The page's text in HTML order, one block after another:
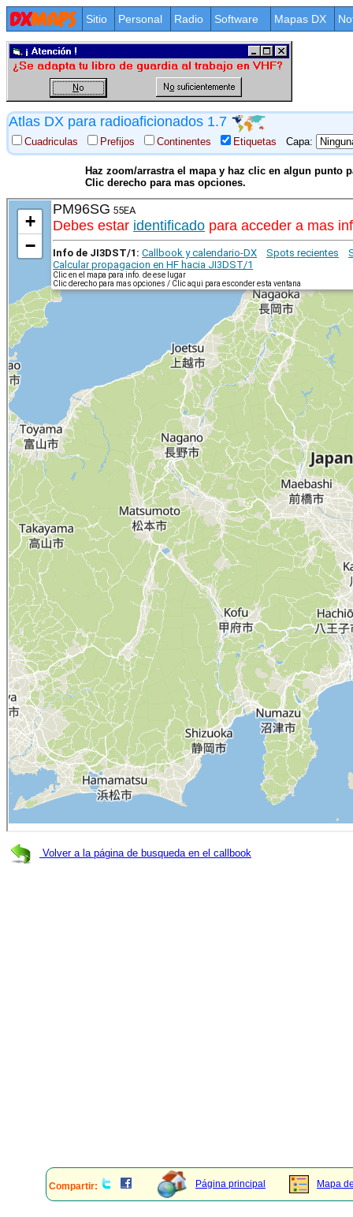
Sitio Personal Radio Software Mapas DX
Atlas DX para radioaficionados 1.7
Cuadriculas Prefijos Continentes Etiquetas Capa:
Haz zoom/arrastra el mapa y haz clic en algun punto
Clic derecho para mas opciones.
Volver a la página de busqueda en el callbook
Compartir: Página principal Mapa